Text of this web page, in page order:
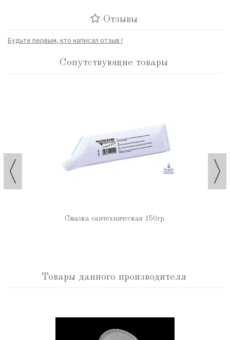
Отзывы
Будьте первым, кто написал отзыв !
Сопутствующие товары
Смазка сантехническая 150гр.
Товары данного производителя